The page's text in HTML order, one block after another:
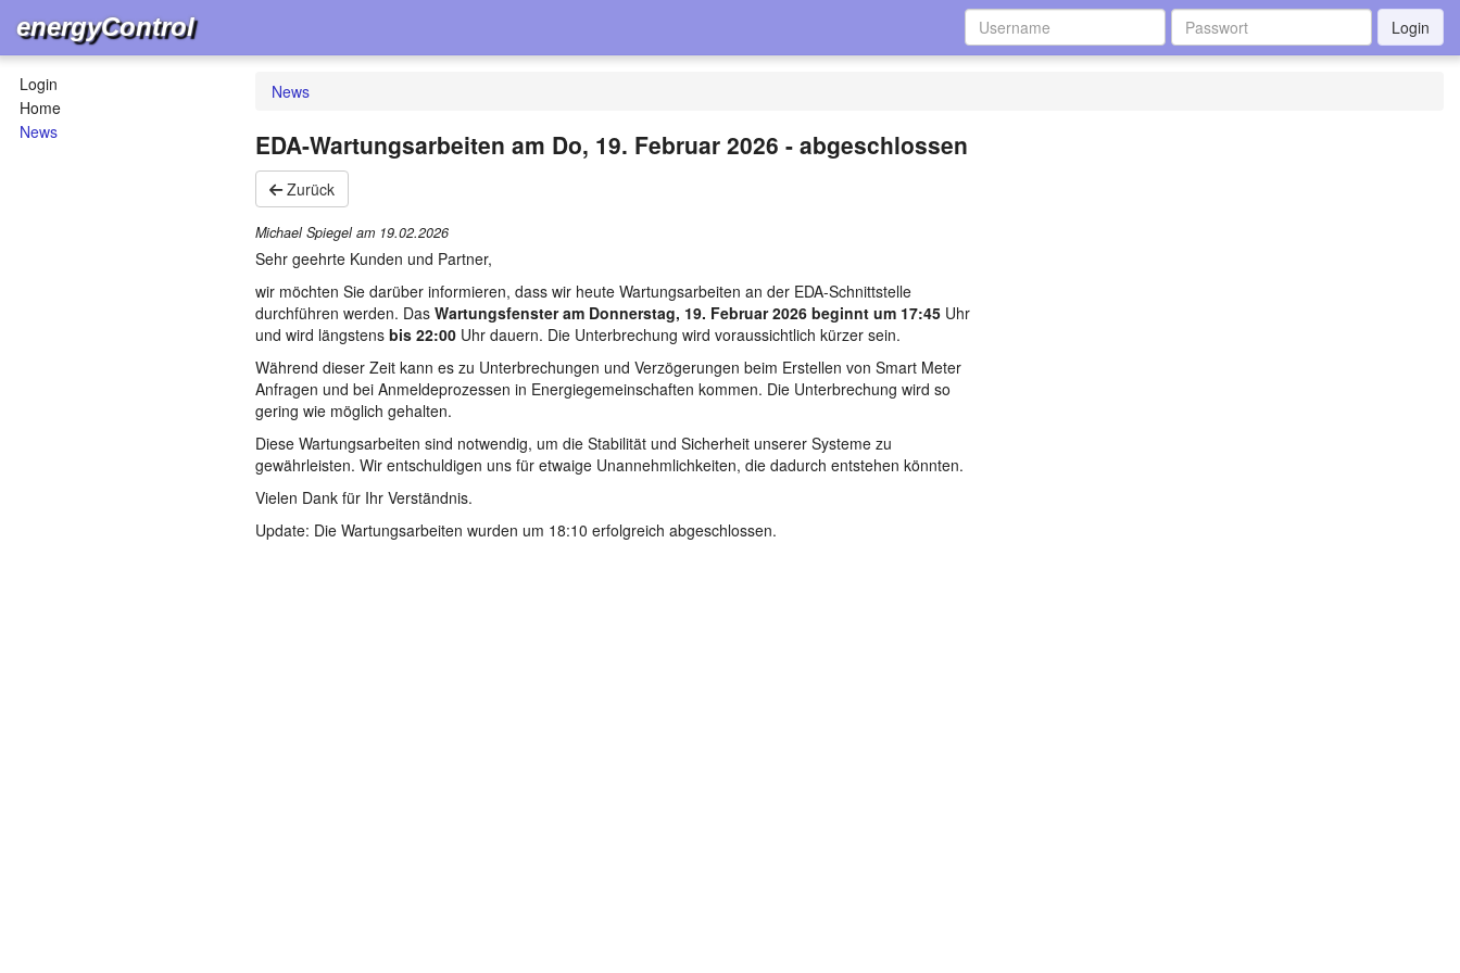
energyControl
Login
Home
News
News
EDA-Wartungsarbeiten am Do, 19. Februar 2026 - abgeschlossen
Zurück
Michael Spiegel am 19.02.2026
Sehr geehrte Kunden und Partner,
wir möchten Sie darüber informieren, dass wir heute Wartungsarbeiten an der EDA-Schnittstelle
durchführen werden. Das Wartungsfenster am Donnerstag, 19. Februar 2026 beginnt um 17:45 Uhr
und wird längstens bis 22:00 Uhr dauern. Die Unterbrechung wird voraussichtlich kürzer sein.
Während dieser Zeit kann es zu Unterbrechungen und Verzögerungen beim Erstellen von Smart Meter
Anfragen und bei Anmeldeprozessen in Energiegemeinschaften kommen. Die Unterbrechung wird so
gering wie möglich gehalten.
Diese Wartungsarbeiten sind notwendig, um die Stabilität und Sicherheit unserer Systeme zu
gewährleisten. Wir entschuldigen uns für etwaige Unannehmlichkeiten, die dadurch entstehen könnten.
Vielen Dank für Ihr Verständnis.
Update: Die Wartungsarbeiten wurden um 18:10 erfolgreich abgeschlossen.